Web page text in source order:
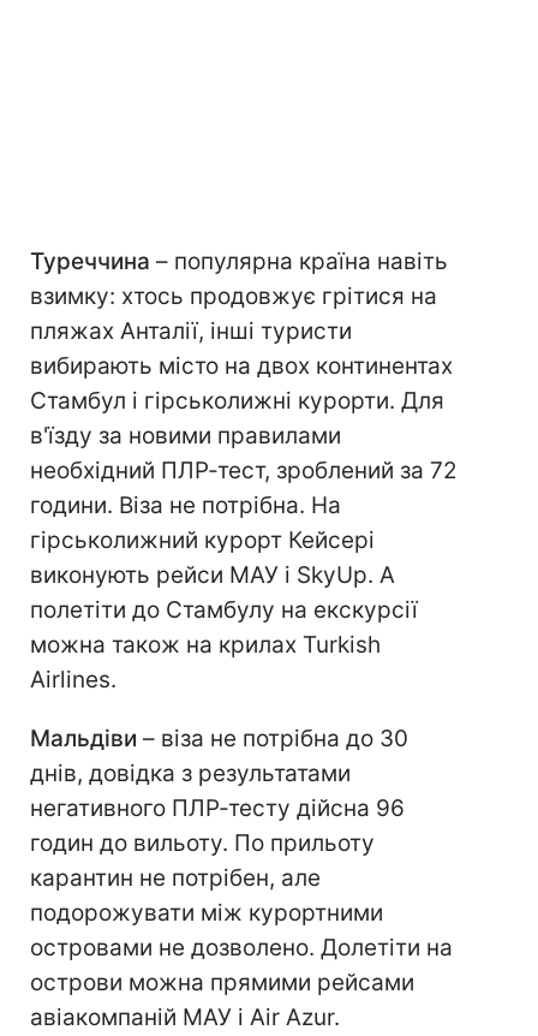
Туреччина – популярна країна навіть
взимку: хтось продовжує грітися на
пляжах Анталії, інші туристи
вибирають місто на двох континентах
Стамбул і гірськолижні курорти. Для
в'їзду за новими правилами
необхідний ПЛР-тест, зроблений за 72
години. Віза не потрібна. На
гірськолижний курорт Кейсері
виконують рейси МАУ і SkyUp. А
полетіти до Стамбулу на екскурсії
можна також на крилах Turkish
Airlines.
Мальдіви – віза не потрібна до 30
днів, довідка з результатами
негативного ПЛР-тесту дійсна 96
годин до вильоту. По прильоту
карантин не потрібен, але
подорожувати між курортними
островами не дозволено. Долетіти на
острови можна прямими рейсами
авіакомпаній МАУ і Air Azur.